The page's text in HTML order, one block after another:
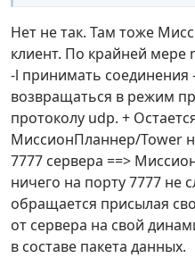
Нет не так. Там тоже
клиент. По крайней мере
-l принимать соединения
возвращаться в режим
протоколу udp. +
МиссионПланнер/Tower
7777 сервера ==>
ничего на порту 7777 не
обращается присылая
от сервера на свой
в составе пакета данных.